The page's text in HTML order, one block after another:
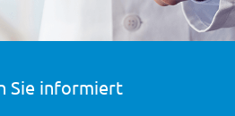
Sie informiert